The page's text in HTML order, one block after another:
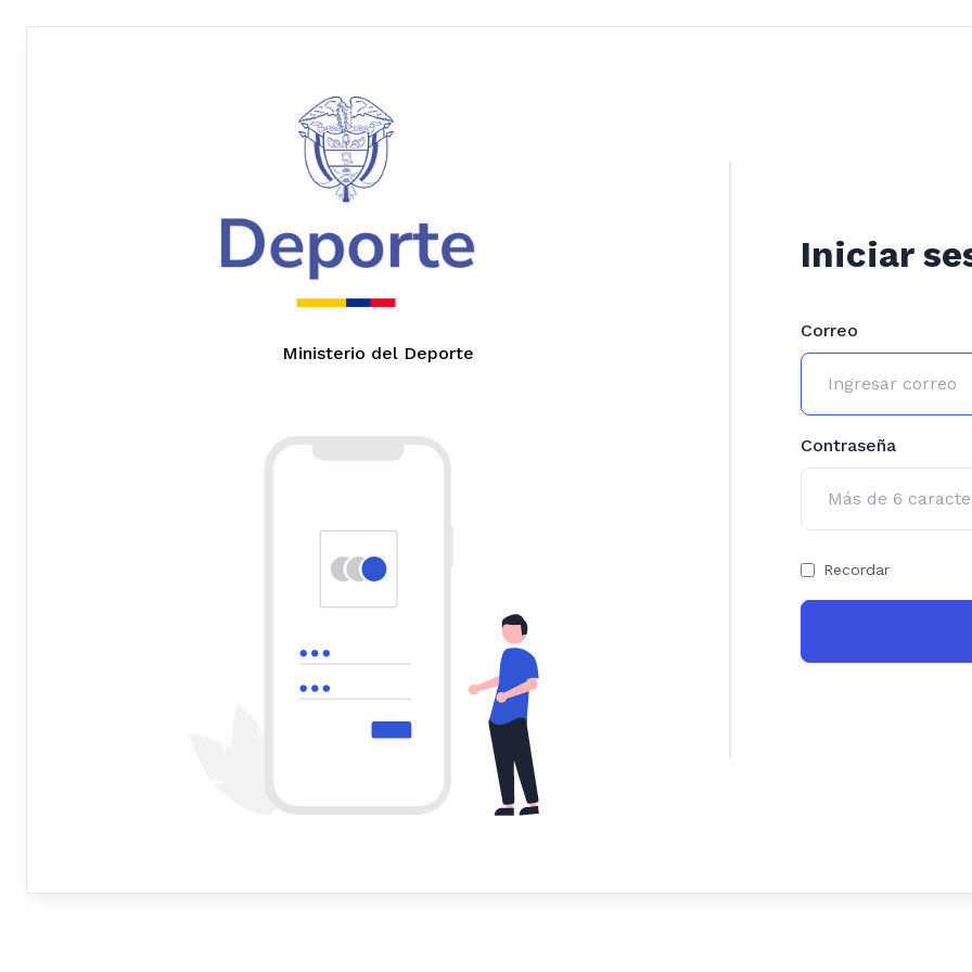
Ministerio del Deporte
Iniciar
Correo
Contraseña
Recordar